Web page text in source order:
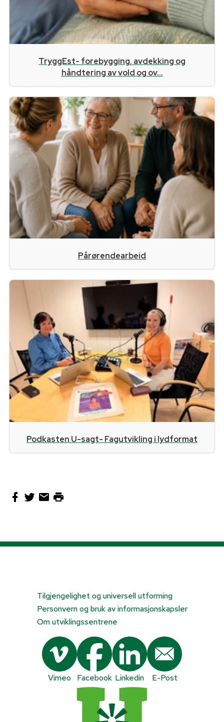
TryggEst- forebygging, avdekking og
håndtering av vold og ov...
Pårørendearbeid
Podkasten U-sagt- Fagutvikling i lydformat
Tilgjengelighet og universell utforming
Personvern og bruk av informasjonskapsler
Om utviklingssentrene
Vimeo Facebook Linkedin E-Post